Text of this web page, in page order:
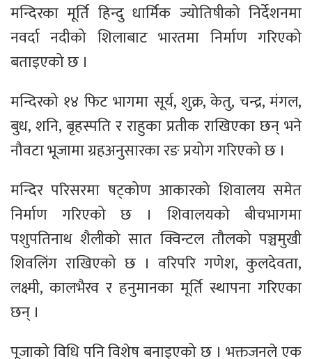
मन्दिरका मूर्ति हिन्दु धार्मिक ज्योतिषीको निर्देशनमा
नवर्दा नदीको शिलाबाट भारतमा निर्माण गरिएको
बताइएको छ ।
मन्दिरको १४ फिट भागमा सूर्य, शुक्र, केतु, चन्द्र, मंगल,
बुध, शनि, बृहस्पति र राहुका प्रतीक राखिएका छन् भने
नौवटा भूजामा ग्रहअनुसारका रङ प्रयोग गरिएको छ ।
मन्दिर परिसरमा षट्कोण आकारको शिवालय समेत
निर्माण गरिएको छ । शिवालयको बीचभागमा
पशुपतिनाथ शैलीको सात क्विन्टल तौलको पञ्चमुखी
शिवलिंग राखिएको छ । वरिपरि गणेश, कुलदेवता,
लक्ष्मी, कालभैरव र हनुमानका मूर्ति स्थापना गरिएका
छन् ।
पूजाको विधि पनि विशेष बनाइएको छ । भक्तजनले एक